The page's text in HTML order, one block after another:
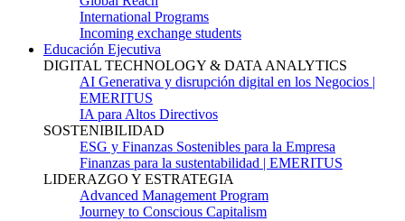
International Programs
Incoming exchange students
Educación Ejecutiva
DIGITAL TECHNOLOGY & DATA ANALYTICS
AI Generativa y disrupción digital en los Negocios |
EMERITUS
IA para Altos Directivos
SOSTENIBILIDAD
ESG y Finanzas Sostenibles para la Empresa
Finanzas para la sustentabilidad | EMERITUS
LIDERAZGO Y ESTRATEGIA
Advanced Management Program
Journey to Conscious Capitalism